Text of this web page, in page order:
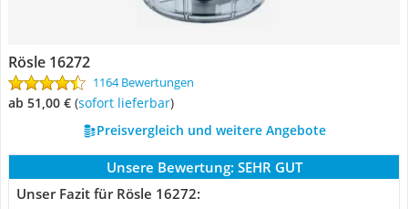
Rösle ‎16272
1164 Bewertungen
ab 51,00 € ( Sofort lieferbar)
Preisvergleich und weitere Angebote
Unsere Bewertung: SEHR GUT
Unser Fazit für Rösle ‎16272: